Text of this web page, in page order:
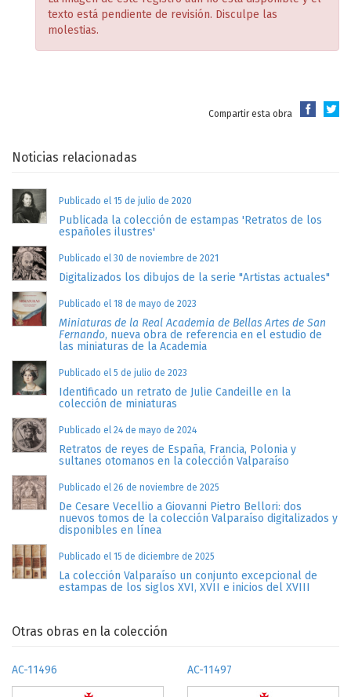
texto está pendiente de revisión. Disculpe las
molestias.
Compartir esta obra
Noticias relacionadas
Publicado el 15 de julio de 2020
Publicada la colección de estampas 'Retratos de los
españoles ilustres'
Publicado el 30 de noviembre de 2021
Digitalizados los dibujos de la serie "Artistas actuales"
Publicado el 18 de mayo de 2023
Miniaturas de la Real Academia de Bellas Artes de San
Fernando, nueva obra de referencia en el estudio de
las miniaturas de la Academia
Publicado el 5 de julio de 2023
Identificado un retrato de Julie Candeille en la
colección de miniaturas
Publicado el 24 de mayo de 2024
Retratos de reyes de España, Francia, Polonia y
sultanes otomanos en la colección Valparaíso
Publicado el 26 de noviembre de 2025
De Cesare Vecellio a Giovanni Pietro Bellori: dos
nuevos tomos de la colección Valparaíso digitalizados y
disponibles en línea
Publicado el 15 de diciembre de 2025
La colección Valparaíso un conjunto excepcional de
estampas de los siglos XVI, XVII e inicios del XVIII
Otras obras en la colección
AC-11496 AC-11497